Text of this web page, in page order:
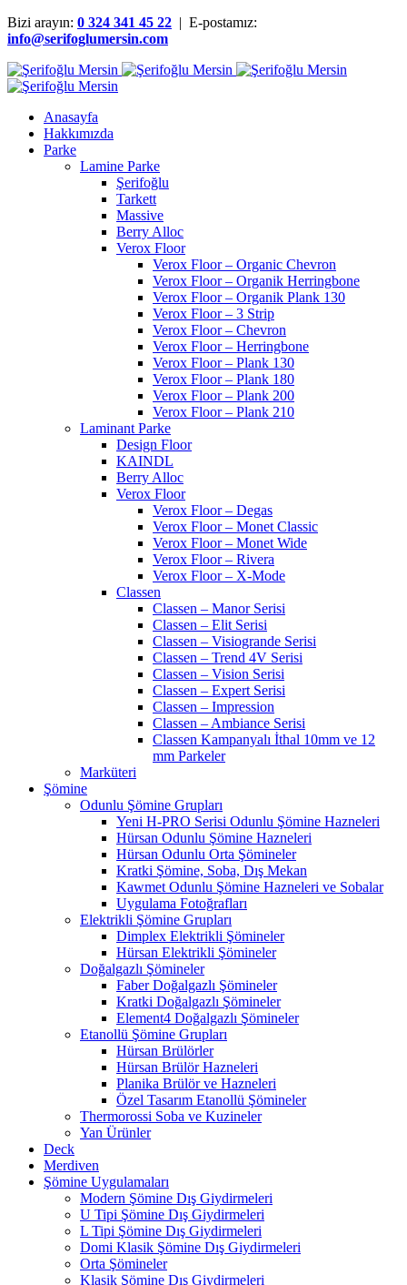
Bizi arayın: 0 324 341 45 22 | E-postamız:
info@serifoglumersin.com
Anasayfa
Hakkımızda
Parke
Lamine Parke
Şerifoğlu
Tarkett
Massive
Berry Alloc
Verox Floor
Verox Floor – Organic Chevron
Verox Floor – Organik Herringbone
Verox Floor – Organik Plank 130
Verox Floor – 3 Strip
Verox Floor – Chevron
Verox Floor – Herringbone
Verox Floor – Plank 130
Verox Floor – Plank 180
Verox Floor – Plank 200
Verox Floor – Plank 210
Laminant Parke
Design Floor
KAINDL
Berry Alloc
Verox Floor
Verox Floor – Degas
Verox Floor – Monet Classic
Verox Floor – Monet Wide
Verox Floor – Rivera
Verox Floor – X-Mode
Classen
Classen – Manor Serisi
Classen – Elit Serisi
Classen – Visiogrande Serisi
Classen – Trend 4V Serisi
Classen – Vision Serisi
Classen – Expert Serisi
Classen – Impression
Classen – Ambiance Serisi
Classen Kampanyalı İthal 10mm ve 12
mm Parkeler
Marküteri
Şömine
Odunlu Şömine Grupları
Yeni H-PRO Serisi Odunlu Şömine Hazneleri
Hürsan Odunlu Şömine Hazneleri
Hürsan Odunlu Orta Şömineler
Kratki Şömine, Soba, Dış Mekan
Kawmet Odunlu Şömine Hazneleri ve Sobalar
Uygulama Fotoğrafları
Elektrikli Şömine Grupları
Dimplex Elektrikli Şömineler
Hürsan Elektrikli Şömineler
Doğalgazlı Şömineler
Faber Doğalgazlı Şömineler
Kratki Doğalgazlı Şömineler
Element4 Doğalgazlı Şömineler
Etanollü Şömine Grupları
Hürsan Brülörler
Hürsan Brülör Hazneleri
Planika Brülör ve Hazneleri
Özel Tasarım Etanollü Şömineler
Thermorossi Soba ve Kuzineler
Yan Ürünler
Deck
Merdiven
Şömine Uygulamaları
Modern Şömine Dış Giydirmeleri
U Tipi Şömine Dış Giydirmeleri
L Tipi Şömine Dış Giydirmeleri
Domi Klasik Şömine Dış Giydirmeleri
Orta Şömineler
Klasik Şömine Dış Giydirmeleri